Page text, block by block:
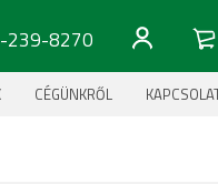
239-8270
CÉGÜNKRŐL